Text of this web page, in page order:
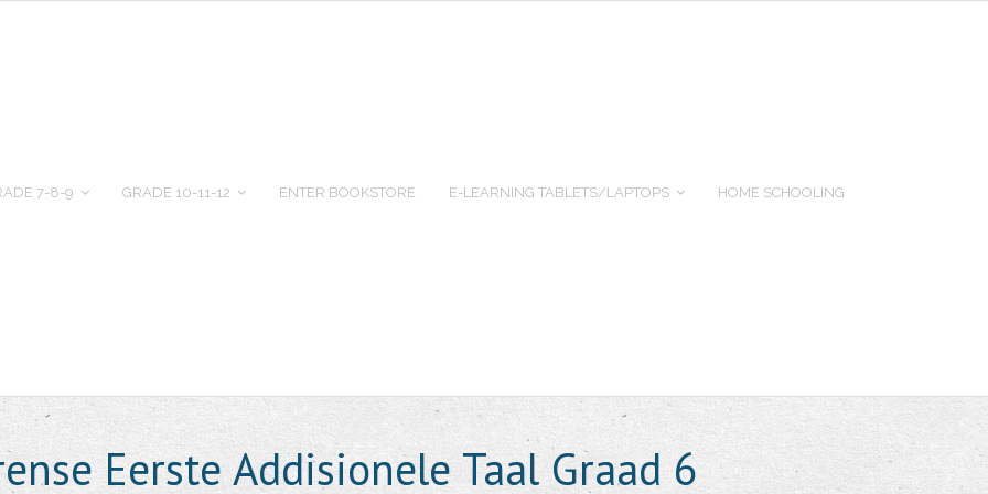
7-8-9 GRADE 10-11-12 ENTER BOOKSTORE E-LEARNING TABLETS/LAPTOPS HOME SCHOOLING
Eerste Addisionele Taal Graad 6